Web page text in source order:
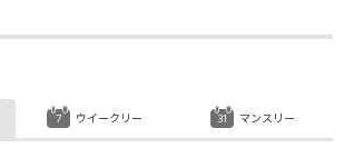
ウイークリー マンスリー